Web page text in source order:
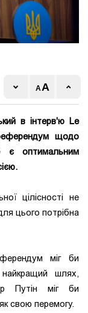
в інтерв'ю Le
щодо
є оптимальним
цілісності не
цього потрібна
міг би
шлях,
Путін міг би
свою перемогу.